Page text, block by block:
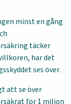
minst en gång
täcker
har det
ses över.
att se över
för 1 miljon